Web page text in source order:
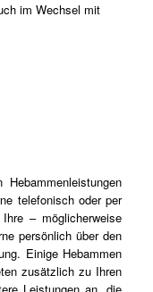
im Wechsel mit
telefonisch oder per
– möglicherweise
persönlich über den
Einige Hebammen
zusätzlich zu Ihren